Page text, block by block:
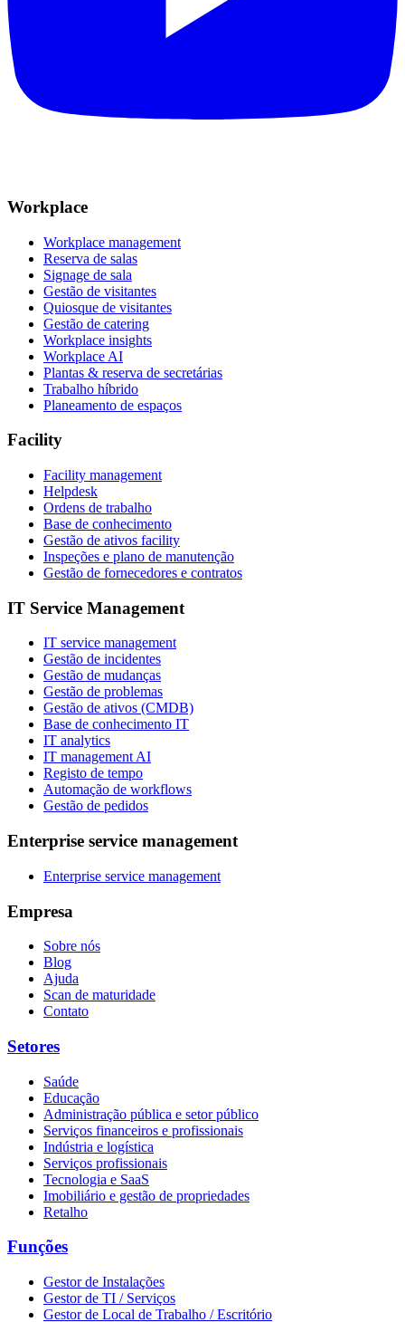
Workplace
Workplace management
Reserva de salas
Signage de sala
Gestão de visitantes
Quiosque de visitantes
Gestão de catering
Workplace insights
Workplace AI
Plantas & reserva de secretárias
Trabalho híbrido
Planeamento de espaços
Facility
Facility management
Helpdesk
Ordens de trabalho
Base de conhecimento
Gestão de ativos facility
Inspeções e plano de manutenção
Gestão de fornecedores e contratos
IT Service Management
IT service management
Gestão de incidentes
Gestão de mudanças
Gestão de problemas
Gestão de ativos (CMDB)
Base de conhecimento IT
IT analytics
IT management AI
Registo de tempo
Automação de workflows
Gestão de pedidos
Enterprise service management
Enterprise service management
Empresa
Sobre nós
Blog
Ajuda
Scan de maturidade
Contato
Setores
Saúde
Educação
Administração pública e setor público
Serviços financeiros e profissionais
Indústria e logística
Serviços profissionais
Tecnologia e SaaS
Imobiliário e gestão de propriedades
Retalho
Funções
Gestor de Instalações
Gestor de TI / Serviços
Gestor de Local de Trabalho / Escritório